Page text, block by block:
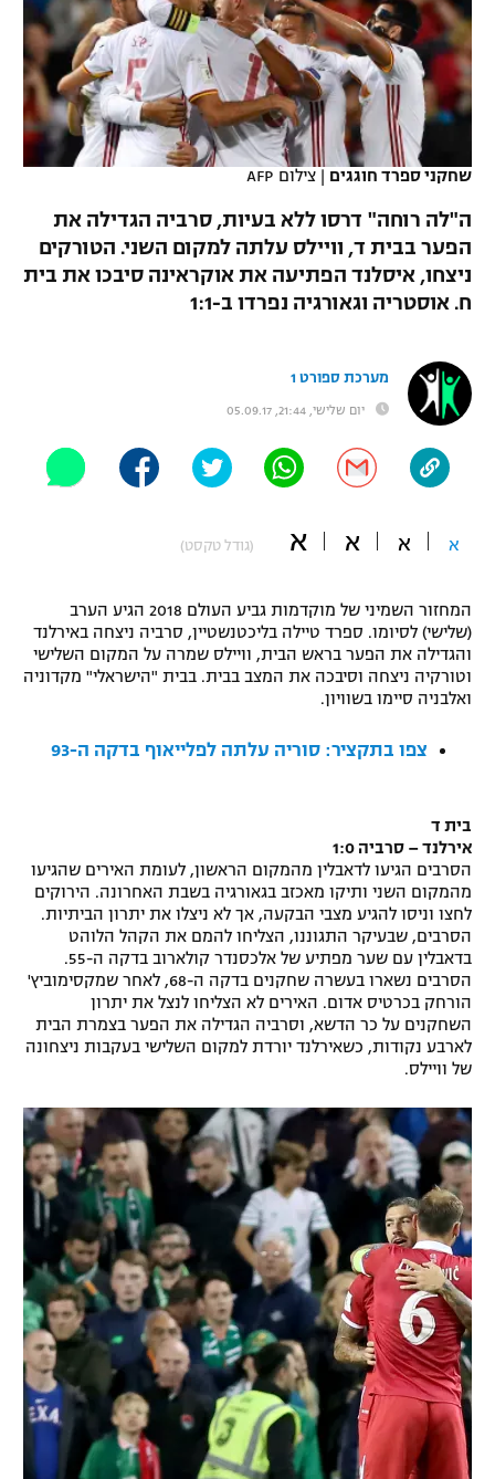
VOD
רץ ברשת
תוצאות
לוח שידורים
ברחבה
"מעל הליגה" – פודקאסט
משתתפים וזוכים בפרסים
תקנון משתתפים וזוכים בפרסים
טניס
גיימינג E-Sports
תנאי שימוש
מדיניות פרטיות
תקנון פעילות ספורט 1
רשיון להקרנה פומבית לבית עסק
הצטרפות לחבילת הערוצים
לוח דרושים – ג'ובנט
תגיות
המגזין
נבחרת ישראל
מכבי חיפה
בית"ר ירושלים
מכבי תל אביב
הפועל תל אביב
הפועל חיפה
מכבי נתניה
בני יהודה
ליגה ספרדית
ליגה איטלקית
ליגה צרפתית
ליגה הולנדית
ליגה טורקית
ליגה סינית
ליגה ברזילאית
ליגות נוספות
כדורסל נשים
מכבי תל אביב
הפועל חולון
הפועל ירושלים
דני אבדיה
יורוליג
יורוקאפ
טניס
כדוריד
כדורעף
שחייה
ג'ודו
ספורט אולימפי
היאבקות WWE
אופניים
כדורמים
פוטבול אמריקאי NFL
בייסבול MLB
אומנויות לחימה
גיימינג E-Sports
שחקני ספרד חוגגים | צילום AFP
ה"לה רוחה" דרסו ללא בעיות, סרביה הגדילה את
הפער בבית ד, וויילס עלתה למקום השני. הטורקים
ניצחו, איסלנד הפתיעה את אוקראינה סיבכו את בית
ח. אוסטריה וגאורגיה נפרדו ב-1:1
מערכת ספורט 1
יום שלישי, 21:44, 05.09.17
א א א א (גודל טקסט)
המחזור השמיני של מוקדמות גביע העולם 2018 הגיע הערב
(שלישי) לסיומו. ספרד טיילה בליכטנשטיין, סרביה ניצחה באירלנד
והגדילה את הפער בראש הבית, וויילס שמרה על המקום השלישי
וטורקיה ניצחה וסיבכה את המצב בבית. בבית "הישראלי" מקדוניה
ואלבניה סיימו בשוויון.
צפו בתקציר: סוריה עלתה לפלייאוף בדקה ה-93
בית ד
אירלנד – סרביה 1:0
הסרבים הגיעו לדאבלין מהמקום הראשון, לעומת האירים שהגיעו
מהמקום השני ותיקו מאכזב בגאורגיה בשבת האחרונה. הירוקים
לחצו וניסו להגיע מצבי הבקעה, אך לא ניצלו את יתרון הביתיות.
הסרבים, שבעיקר התגוננו, הצליחו להמם את הקהל הלוהט
בדאבלין עם שער מפתיע של אלכסנדר קולארוב בדקה ה-55.
הסרבים נשארו בעשרה שחקנים בדקה ה-68, לאחר שמקסימוביץ'
הורחק בכרטיס אדום. האירים לא הצליחו לנצל את יתרון
השחקנים על כר הדשא, וסרביה הגדילה את הפער בצמרת הבית
לארבע נקודות, כשאירלנד יורדת למקום השלישי בעקבות ניצחונה
של וויילס.